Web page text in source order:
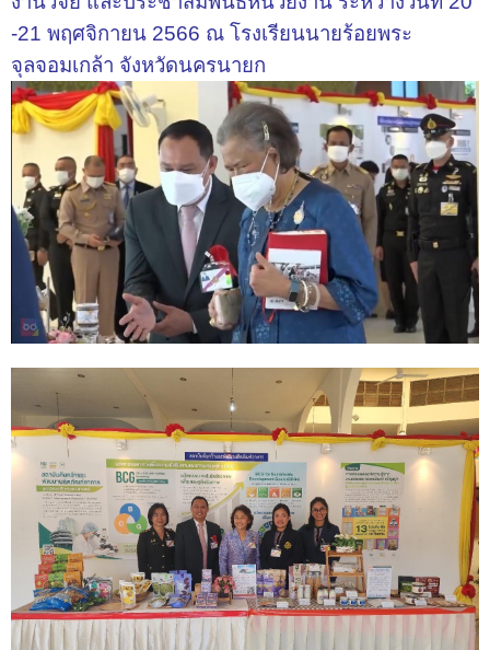
-21 พฤศจิกายน 2566 ณ โรงเรียนนายร้อยพระ
จุลจอมเกล้า จังหวัดนครนายก